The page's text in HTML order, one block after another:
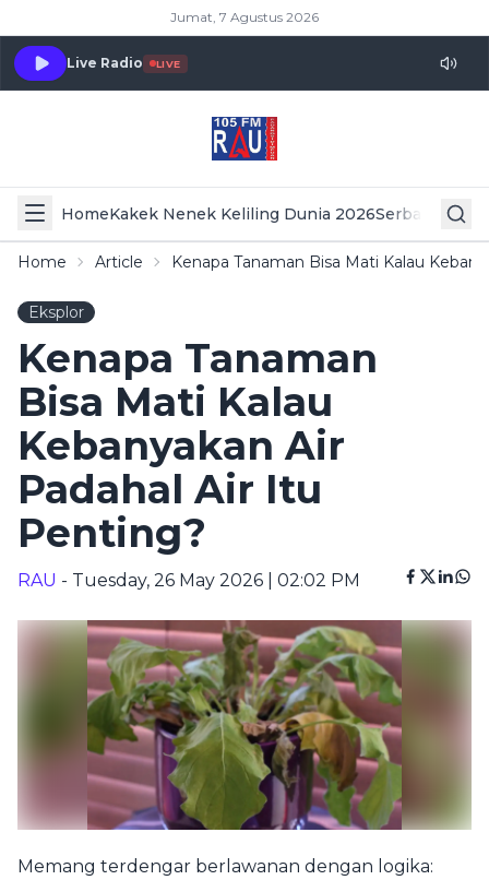
Jumat, 7 Agustus 2026
Live Radio LIVE
HomeKakek Nenek Keliling Dunia 2026Serba Serbi
Home Article Kenapa Tanaman Bisa Mati Kalau
Eksplor
Kenapa Tanaman
Bisa Mati Kalau
Kebanyakan Air
Padahal Air Itu
Penting?
RAU - Tuesday, 26 May 2026 | 02:02 PM
Memang terdengar berlawanan dengan logika: